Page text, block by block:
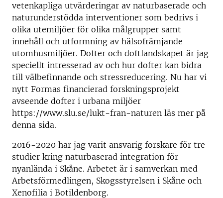
vetenkapliga utvärderingar av naturbaserade och
naturunderstödda interventioner som bedrivs i
olika utemiljöer för olika målgrupper samt
innehåll och utformning av hälsofrämjande
utomhusmiljöer. Dofter och doftlandskapet är jag
speciellt intresserad av och hur dofter kan bidra
till välbefinnande och stressreducering. Nu har vi
nytt Formas financierad forskningsprojekt
avseende dofter i urbana miljöer
https://www.slu.se/lukt-fran-naturen läs mer på
denna sida.
2016-2020 har jag varit ansvarig forskare för tre
studier kring naturbaserad integration för
nyanlända i Skåne. Arbetet är i samverkan med
Arbetsförmedlingen, Skogsstyrelsen i Skåne och
Xenofilia i Botildenborg.